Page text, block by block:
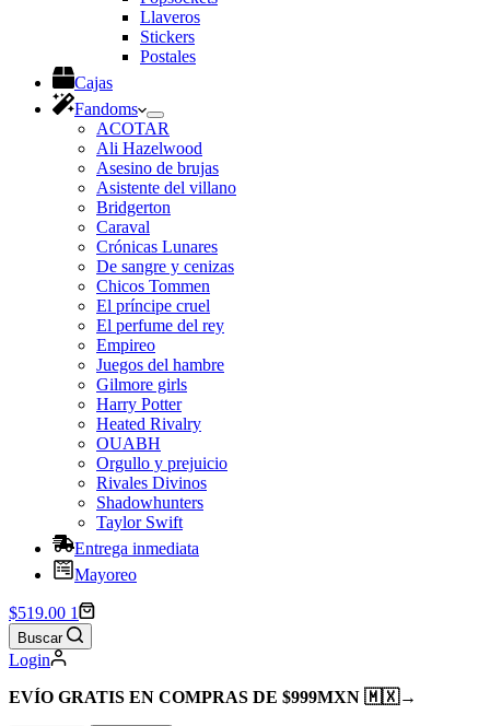
Llaveros
Stickers
Postales
Cajas
Fandoms
ACOTAR
Ali Hazelwood
Asesino de brujas
Asistente del villano
Bridgerton
Caraval
Crónicas Lunares
De sangre y cenizas
Chicos Tommen
El príncipe cruel
El perfume del rey
Empireo
Juegos del hambre
Gilmore girls
Harry Potter
Heated Rivalry
OUABH
Orgullo y prejuicio
Rivales Divinos
Shadowhunters
Taylor Swift
Entrega inmediata
Mayoreo
Shopping
cart
$519.00 1
Buscar
Login
EVÍO GRATIS EN COMPRAS DE $999MXN 🇲🇽→